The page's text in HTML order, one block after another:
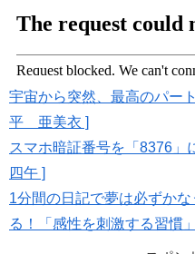
宇宙から突然、最高のパー
平 亜美衣 ]
スマホ暗証番号を「8376」
四午 ]
1分間の日記で夢は必ずか
る！「感性を刺激する習慣